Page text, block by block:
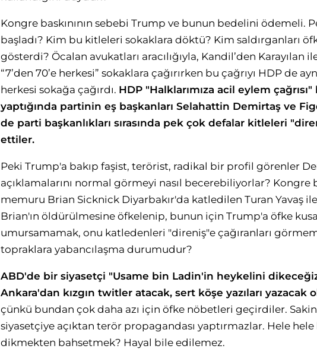
Kongre baskınının sebebi Trump ve bunun bedelini ödemeli.
başladı? Kim bu kitleleri sokaklara döktü? Kim saldırganları
gösterdi? Öcalan avukatları aracılığıyla, Kandil’den Karayılan
“7’den 70’e herkesi” sokaklara çağırırken bu çağrıyı HDP de
herkesi sokağa çağırdı. HDP "Halklarımıza acil eylem çağrısı"
yaptığında partinin eş başkanları Selahattin Demirtaş ve
de parti başkanlıkları sırasında pek çok defalar kitleleri
ettiler.
Peki Trump'a bakıp faşist, terörist, radikal bir profil görenler
açıklamalarını normal görmeyi nasıl becerebiliyorlar?
memuru Brian Sicknick Diyarbakır'da katledilen Turan Yavaş ile
Brian'ın öldürülmesine öfkelenip, bunun için Trump'a öfke
umursamamak, onu katledenleri "direniş"e çağıranları
topraklara yabancılaşma durumudur?
ABD'de bir siyasetçi "Usame bin Ladin'in heykelini
Ankara'dan kızgın twitler atacak, sert köşe yazıları yazacak
çünkü bundan çok daha azı için öfke nöbetleri geçirdiler.
siyasetçiye açıktan terör propagandası yaptırmazlar. Hele
dikmekten bahsetmek? Hayal bile edilemez.